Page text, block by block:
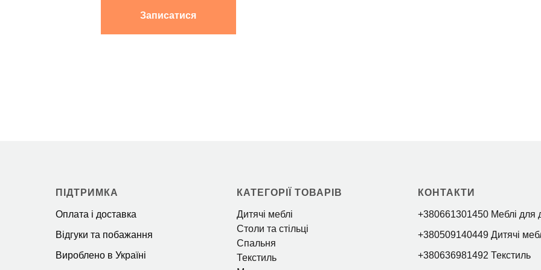
ПІДТРИМКА
Оплата і доставка
Відгуки та побажання
Вироблено в Україні
КАТЕГОРІЇ ТОВАРІВ
Дитячі меблі
Столи та стільці
Спальня
Текстиль
КОНТАКТИ
+380661301450 Меблі для
+380509140449 Дитячі
+380636981492 Текстиль